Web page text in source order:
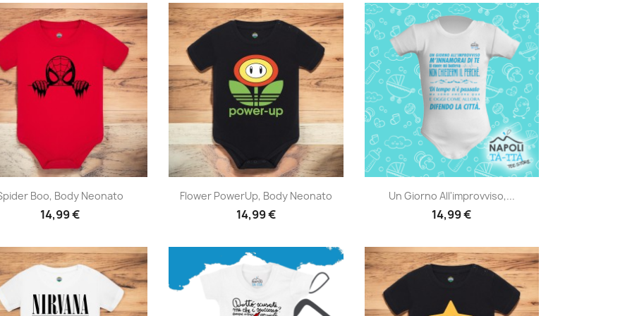
Anteprima
Boo, Body Neonato
14,99 €
Anteprima
Flower PowerUp, Body Neonato
14,99 €
Anteprima
Un Giorno All'improvviso,...
14,99 €